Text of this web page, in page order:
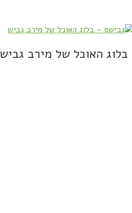
בלוג האוכל של מירב גביש